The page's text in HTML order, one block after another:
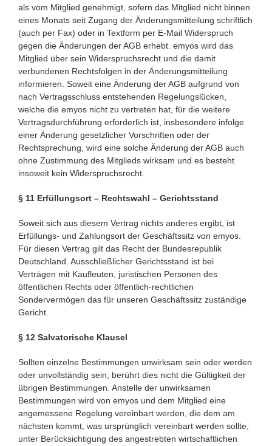
als vom Mitglied genehmigt, sofern das Mitglied nicht binnen
eines Monats seit Zugang der Änderungsmitteilung schriftlich
(auch per Fax) oder in Textform per E-Mail Widerspruch
gegen die Änderungen der AGB erhebt. emyos wird das
Mitglied über sein Widerspruchsrecht und die damit
verbundenen Rechtsfolgen in der Änderungsmitteilung
informieren. Soweit eine Änderung der AGB aufgrund von
nach Vertragsschluss entstehenden Regelungslücken,
welche die emyos nicht zu vertreten hat, für die weitere
Vertragsdurchführung erforderlich ist, insbesondere infolge
einer Änderung gesetzlicher Vorschriften oder der
Rechtsprechung, wird eine solche Änderung der AGB auch
ohne Zustimmung des Mitglieds wirksam und es besteht
insoweit kein Widerspruchsrecht.
§ 11 Erfüllungsort – Rechtswahl – Gerichtsstand
Soweit sich aus diesem Vertrag nichts anderes ergibt, ist
Erfüllungs- und Zahlungsort der Geschäftssitz von emyos.
Für diesen Vertrag gilt das Recht der Bundesrepublik
Deutschland. Ausschließlicher Gerichtsstand ist bei
Verträgen mit Kaufleuten, juristischen Personen des
öffentlichen Rechts oder öffentlich-rechtlichen
Sondervermögen das für unseren Geschäftssitz zuständige
Gericht.
§ 12 Salvatorische Klausel
Sollten einzelne Bestimmungen unwirksam sein oder werden
oder unvollständig sein, berührt dies nicht die Gültigkeit der
übrigen Bestimmungen. Anstelle der unwirksamen
Bestimmungen wird von emyos und dem Mitglied eine
angemessene Regelung vereinbart werden, die dem am
nächsten kommt, was ursprünglich vereinbart werden sollte,
unter Berücksichtigung des angestrebten wirtschaftlichen